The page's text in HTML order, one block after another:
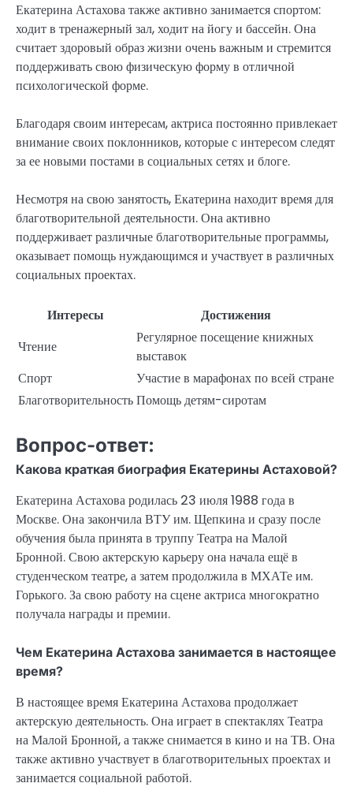
Екатерина Астахова также активно занимается спортом:
ходит в тренажерный зал, ходит на йогу и бассейн. Она
считает здоровый образ жизни очень важным и стремится
поддерживать свою физическую форму в отличной
психологической форме.
Благодаря своим интересам, актриса постоянно привлекает
внимание своих поклонников, которые с интересом следят
за ее новыми постами в социальных сетях и блоге.
Несмотря на свою занятость, Екатерина находит время для
благотворительной деятельности. Она активно
поддерживает различные благотворительные программы,
оказывает помощь нуждающимся и участвует в различных
социальных проектах.
Интересы
Достижения
Чтение
Регулярное посещение книжных
выставок
Спорт
Участие в марафонах по всей стране
БлаготворительностьПомощь детям-сиротам
Вопрос-ответ:
Какова краткая биография Екатерины Астаховой?
Екатерина Астахова родилась 23 июля 1988 года в
Москве. Она закончила ВТУ им. Щепкина и сразу после
обучения была принята в труппу Театра на Малой
Бронной. Свою актерскую карьеру она начала ещё в
студенческом театре, а затем продолжила в МХАТе им.
Горького. За свою работу на сцене актриса многократно
получала награды и премии.
Чем Екатерина Астахова занимается в настоящее
время?
В настоящее время Екатерина Астахова продолжает
актерскую деятельность. Она играет в спектаклях Театра
на Малой Бронной, а также снимается в кино и на ТВ. Она
также активно участвует в благотворительных проектах и
занимается социальной работой.